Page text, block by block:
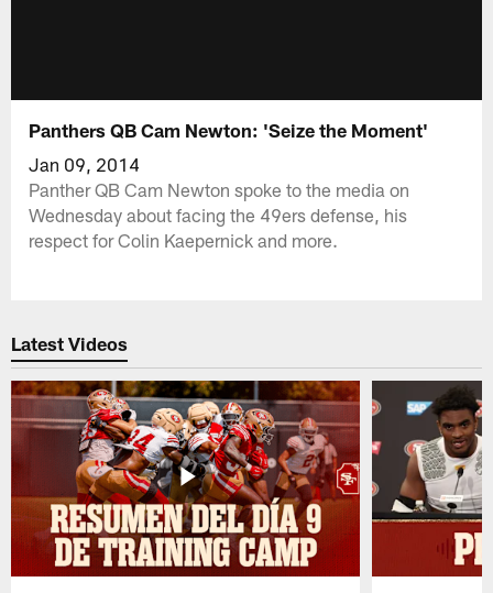
Panthers QB Cam Newton: 'Seize the Moment'
Jan 09, 2014
Panther QB Cam Newton spoke to the media on
Wednesday about facing the 49ers defense, his
respect for Colin Kaepernick and more.
Latest Videos